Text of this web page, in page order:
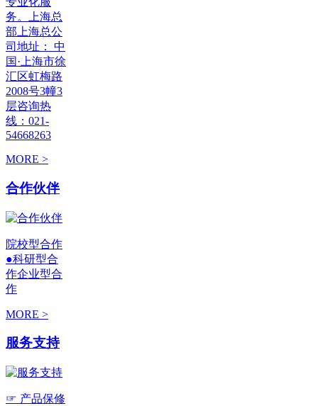
务。上海总
部上海总公
司地址： 中
国·上海市徐
汇区虹梅路
2008号3幢3
层咨询热
线：021-
54668263
MORE >
合作伙伴
院校型合作
●科研型合
作企业型合
作
MORE >
服务支持
☞ 产品保修